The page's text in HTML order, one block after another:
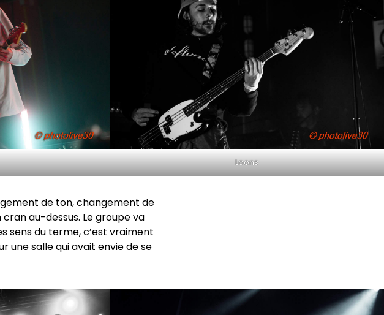
Loons
de ton, changement de
au-dessus. Le groupe va
sens du terme, c’est vraiment
une salle qui avait envie de se